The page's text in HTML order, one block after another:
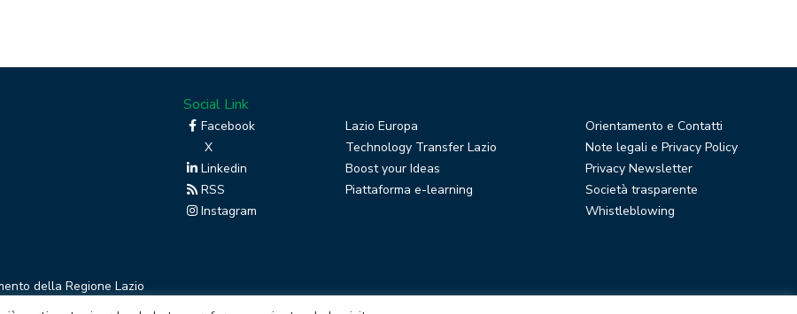
Social Link
Facebook
X
Linkedin
RSS
Instagram
Lazio Europa
Technology Transfer Lazio
Boost your Ideas
Piattaforma e-learning
Orientamento e Contatti
Note legali e Privacy Policy
Privacy Newsletter
Società trasparente
Whistleblowing
della Regione Lazio